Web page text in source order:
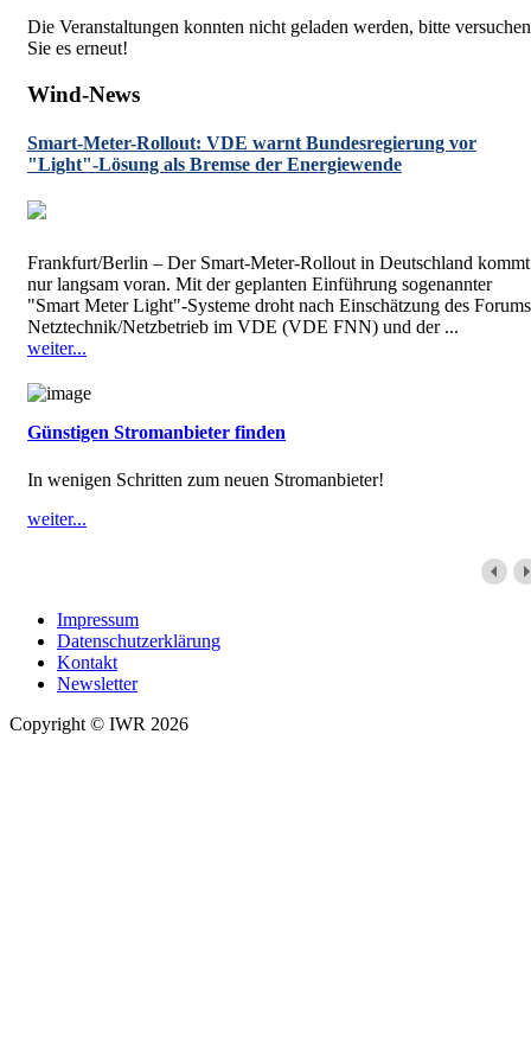
Die Veranstaltungen konnten nicht geladen werden, bitte versuchen
Sie es erneut!
Wind-News
Smart-Meter-Rollout: VDE warnt Bundesregierung vor
"Light"-Lösung als Bremse der Energiewende
Frankfurt/Berlin – Der Smart-Meter-Rollout in Deutschland kommt
nur langsam voran. Mit der geplanten Einführung sogenannter
"Smart Meter Light"-Systeme droht nach Einschätzung des Forums
Netztechnik/Netzbetrieb im VDE (VDE FNN) und der ...
weiter...
Günstigen Stromanbieter finden
In wenigen Schritten zum neuen Stromanbieter!
weiter...
Impressum
Datenschutzerklärung
Kontakt
Newsletter
Copyright © IWR 2026